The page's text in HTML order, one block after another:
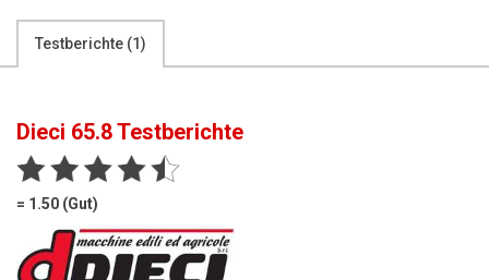
Rundballenpressen
Teleskoplader
Rasentraktoren
Testberichte (1)
Dieci 65.8Testberichte
= 1.50 (Gut)